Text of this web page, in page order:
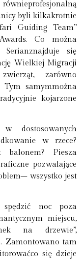
równieprofesjonalną
byli kilkakrotnie
Guiding Team”
Co można
Serianznajduje się
Wielkiej Migracji
zarówno
samymmożna
kojarzone
dostosowanych
w rzece?
Piesza
pozwalające
wszystko jest
spędzić noc poza
miejscu,
na drzewie”,
Zamontowano tam
się dzieje